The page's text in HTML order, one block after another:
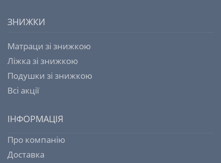
ЗНИЖКИ
Матраци зі знижкою
Ліжка зі знижкою
Подушки зі знижкою
Всі акції
ІНФОРМАЦІЯ
Про компанію
Доставка